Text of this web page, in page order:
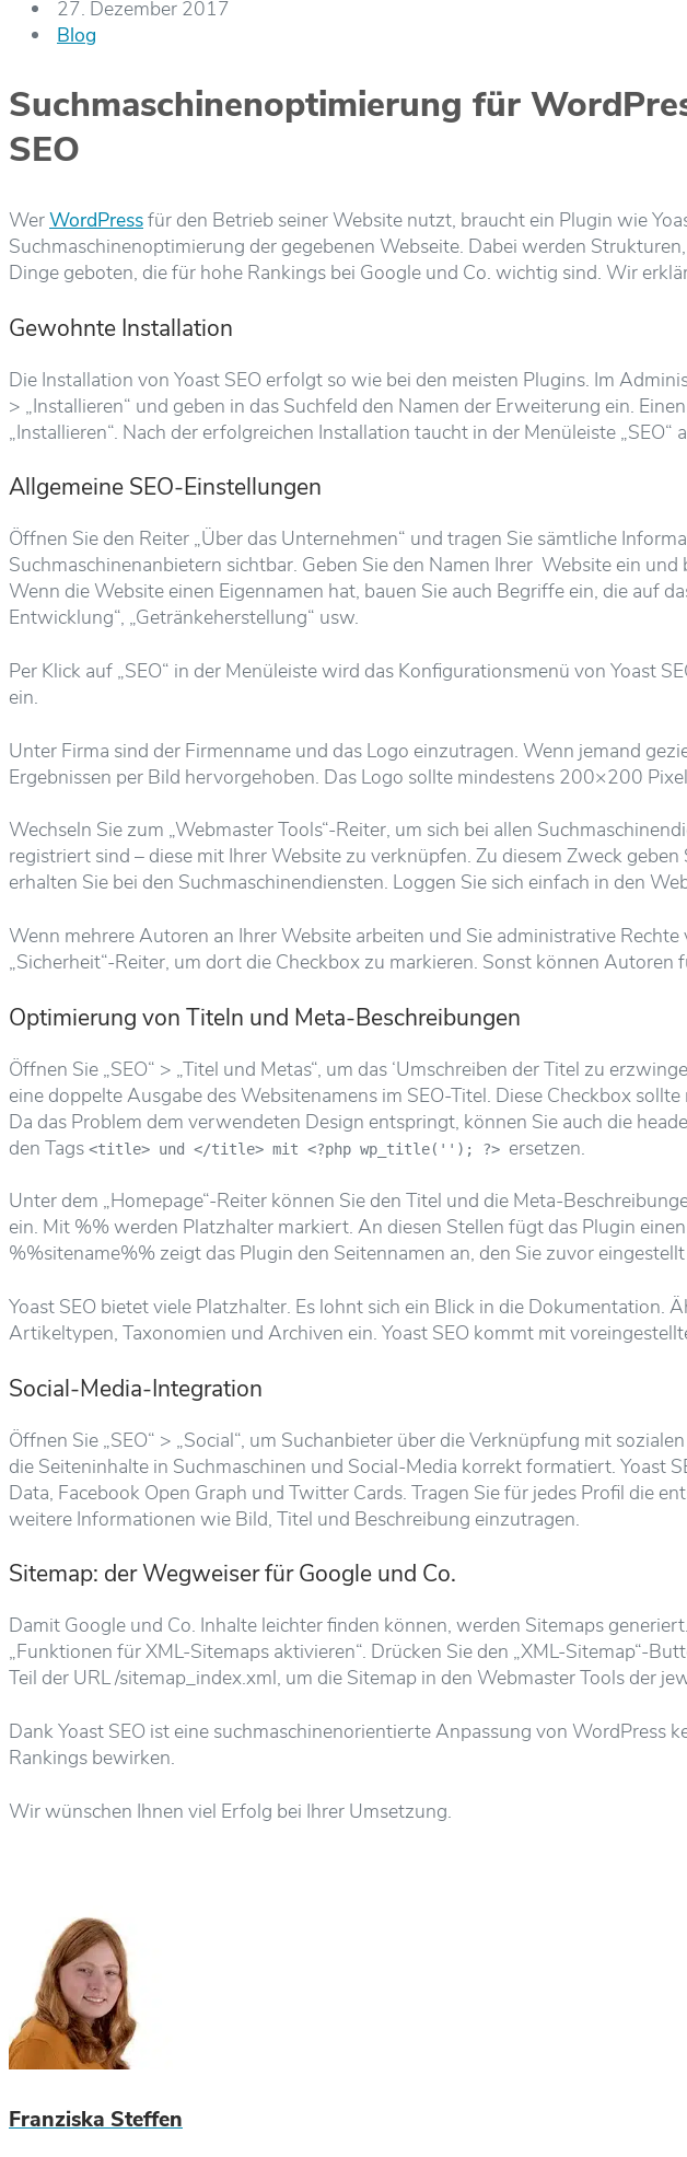
27. Dezember 2017
Blog
Suchmaschinenoptimierung für
SEO
WerWordPressfür den Betrieb seiner Website nutzt, braucht ein Plugin wie
Suchmaschinenoptimierung der gegebenen Webseite. Dabei werden
Dinge geboten, die für hohe Rankings bei Google und Co. wichtig sind. Wir
Gewohnte Installation
Die Installation von Yoast SEO erfolgt so wie bei den meisten Plugins. Im
> „Installieren“ und geben in das Suchfeld den Namen der Erweiterung ein.
„Installieren“. Nach der erfolgreichen Installation taucht in der Menüleiste „SEO“
Allgemeine SEO-Einstellungen
Öffnen Sie den Reiter „Über das Unternehmen“ und tragen Sie sämtliche
Suchmaschinenanbietern sichtbar. Geben Sie den Namen Ihrer Website ein
Wenn die Website einen Eigennamen hat, bauen Sie auch Begriffe ein, die auf
Entwicklung“, „Getränkeherstellung“ usw.
Per Klick auf „SEO“ in der Menüleiste wird das Konfigurationsmenü von Yoast
ein.
Unter Firma sind der Firmenname und das Logo einzutragen. Wenn jemand
Ergebnissen per Bild hervorgehoben. Das Logo sollte mindestens 200×200
Wechseln Sie zum „Webmaster Tools“-Reiter, um sich bei allen
registriert sind – diese mit Ihrer Website zu verknüpfen. Zu diesem Zweck
erhalten Sie bei den Suchmaschinendiensten. Loggen Sie sich einfach in den
Wenn mehrere Autoren an Ihrer Website arbeiten und Sie administrative
„Sicherheit“-Reiter, um dort die Checkbox zu markieren. Sonst können
Optimierung von Titeln und Meta-Beschreibungen
Öffnen Sie „SEO“ > „Titel und Metas“, um das ‘Umschreiben der Titel zu
eine doppelte Ausgabe des Websitenamens im SEO-Titel. Diese Checkbox
Da das Problem dem verwendeten Design entspringt, können Sie auch die
den Tags <title> und </title> mit <?php wp_title(''); ?> ersetzen.
Unter dem „Homepage“-Reiter können Sie den Titel und die Meta-
ein. Mit %% werden Platzhalter markiert. An diesen Stellen fügt das Plugin
%%sitename%% zeigt das Plugin den Seitennamen an, den Sie zuvor
Yoast SEO bietet viele Platzhalter. Es lohnt sich ein Blick in die Dokumentation.
Artikeltypen, Taxonomien und Archiven ein. Yoast SEO kommt mit
Social-Media-Integration
Öffnen Sie „SEO“ > „Social“, um Suchanbieter über die Verknüpfung mit
die Seiteninhalte in Suchmaschinen und Social-Media korrekt formatiert. Yoast
Data, Facebook Open Graph und Twitter Cards. Tragen Sie für jedes Profil die
weitere Informationen wie Bild, Titel und Beschreibung einzutragen.
Sitemap: der Wegweiser für Google und Co.
Damit Google und Co. Inhalte leichter finden können, werden Sitemaps
„Funktionen für XML-Sitemaps aktivieren“. Drücken Sie den „XML-Sitemap“-
Teil der URL /sitemap_index.xml, um die Sitemap in den Webmaster Tools der
Dank Yoast SEO ist eine suchmaschinenorientierte Anpassung von WordPress
Rankings bewirken.
Wir wünschen Ihnen viel Erfolg bei Ihrer Umsetzung.
Franziska Steffen